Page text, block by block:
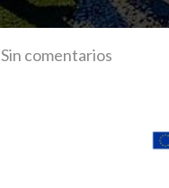
Sin comentarios